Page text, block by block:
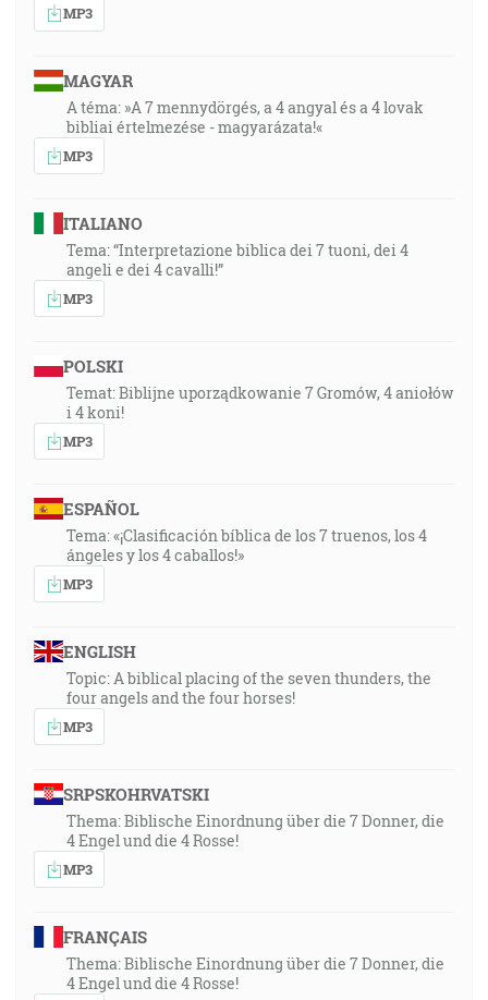
MP3
MAGYAR
A téma: »A 7 mennydörgés, a 4 angyal és a 4 lovak
bibliai értelmezése - magyarázata!«
MP3
ITALIANO
Tema: “Interpretazione biblica dei 7 tuoni, dei 4
angeli e dei 4 cavalli!”
MP3
POLSKI
Temat: Biblijne uporządkowanie 7 Gromów, 4 aniołów
i 4 koni!
MP3
ESPAÑOL
Tema: «¡Clasificación bíblica de los 7 truenos, los 4
ángeles y los 4 caballos!»
MP3
ENGLISH
Topic: A biblical placing of the seven thunders, the
four angels and the four horses!
MP3
SRPSKOHRVATSKI
Thema: Biblische Einordnung über die 7 Donner, die
4 Engel und die 4 Rosse!
MP3
FRANÇAIS
Thema: Biblische Einordnung über die 7 Donner, die
4 Engel und die 4 Rosse!